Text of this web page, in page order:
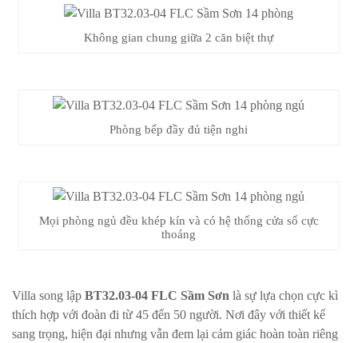
Không gian chung giữa 2 căn biệt thự
Phòng bếp đầy đủ tiện nghi
Mọi phòng ngủ đều khép kín và có hệ thống cửa sổ cực
thoáng
Villa song lập BT32.03-04 FLC Sầm Sơn là sự lựa chọn cực kì
thích hợp với đoàn đi từ 45 đến 50 người. Nơi đây với thiết kế
sang trọng, hiện đại nhưng vẫn đem lại cảm giác hoàn toàn riêng